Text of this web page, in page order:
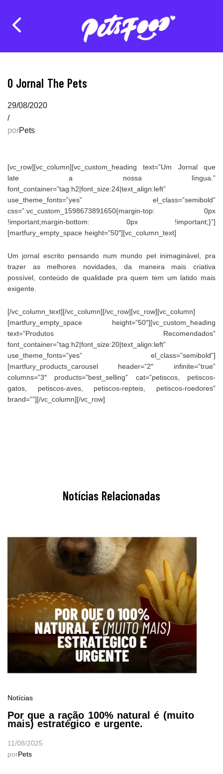
O Jornal The Pets
29/08/2020
/
porPets
[vc_row][vc_column][vc_custom_heading text=”Um Jornal que
late a nossa língua.”
font_container=”tag:h2|font_size:24|text_align:left”
use_theme_fonts=”yes” el_class=”semibold”
css=”.vc_custom_1598673891650{margin-top: 0px
!important;margin-bottom: 0px !important;}”]
[martfury_empty_space height=”50″][vc_column_text]
Um jornal escrito pensando num mundo pet inimaginável, pra
trazer as melhores novidades, da maneira mais criativa
possível, conteúdo de qualidade pra quem tem um latido mais
exigente.
[/vc_column_text][/vc_column][/vc_row][vc_row][vc_column]
[martfury_empty_space height=”50″][vc_custom_heading
text=”Produtos Recomendados”
font_container=”tag:h2|font_size:20|text_align:left”
use_theme_fonts=”yes” el_class=”semibold”]
[martfury_products_carousel header=”2″ infinite=”true”
columns=”3″ products=”best_selling” cat=”petiscos, petiscos-
gatos, petiscos-aves, petiscos-repteis, petiscos-roedores”
brand=””][/vc_column][/vc_row]
Notícias Relacionadas
Notícias
Por que a ração 100% natural é (muito
mais) estratégico e urgente.
11/08/2025
porPets